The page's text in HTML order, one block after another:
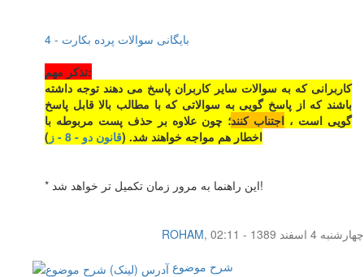
بایگانی سوالات پرده بکارت - 4
تذکر مهم:
کاربرانی که به سوالات سایر کاربران پاسخ می دهند توجه داشته
باشند که از پاسخ گویی به سوالاتی که با مطالب بالا قابل پاسخ
گویی است ، اجتناب کنند؛ چون علاوه بر حذف پست مربوطه با
اخطار هم مواجه خواهند شد. (قانون دو - 8 - ز )
* این راهنما به مرور زمان تکمیل تر خواهد شد!
ROHAM,
چهار‌شنبه 4 اسفند 1389 - 02:11
شرح موضوع